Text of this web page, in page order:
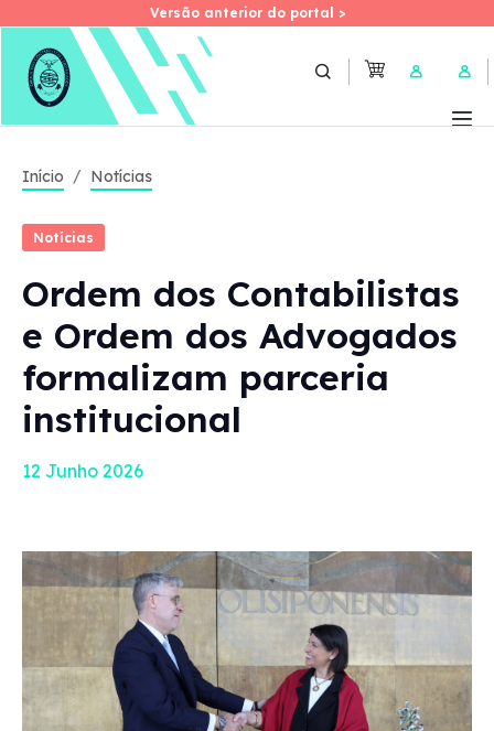
Skip
Versão anterior do portal >
Versão anterior do portal >
User
Início Notícias
Notícias
Ordem dos Contabilistas
e Ordem dos Advogados
formalizam parceria
institucional
12 Junho 2026